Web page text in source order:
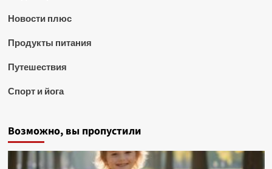
Новости плюс
Продукты питания
Путешествия
Спорт и йога
Возможно, вы пропустили